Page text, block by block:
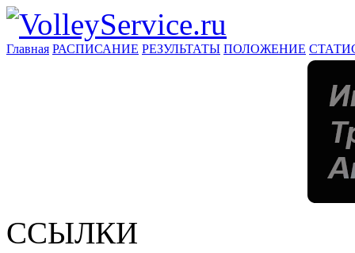
Главная РАСПИСАНИЕ РЕЗУЛЬТАТЫ ПОЛОЖЕНИЕ
ССЫЛКИ